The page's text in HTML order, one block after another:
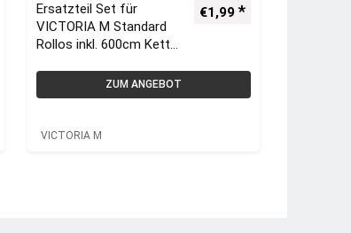
Ersatzteil Set für
VICTORIA M Standard
Rollos inkl. 600cm Kette,
€1,99
ZUM ANGEBOT
VICTORIA M